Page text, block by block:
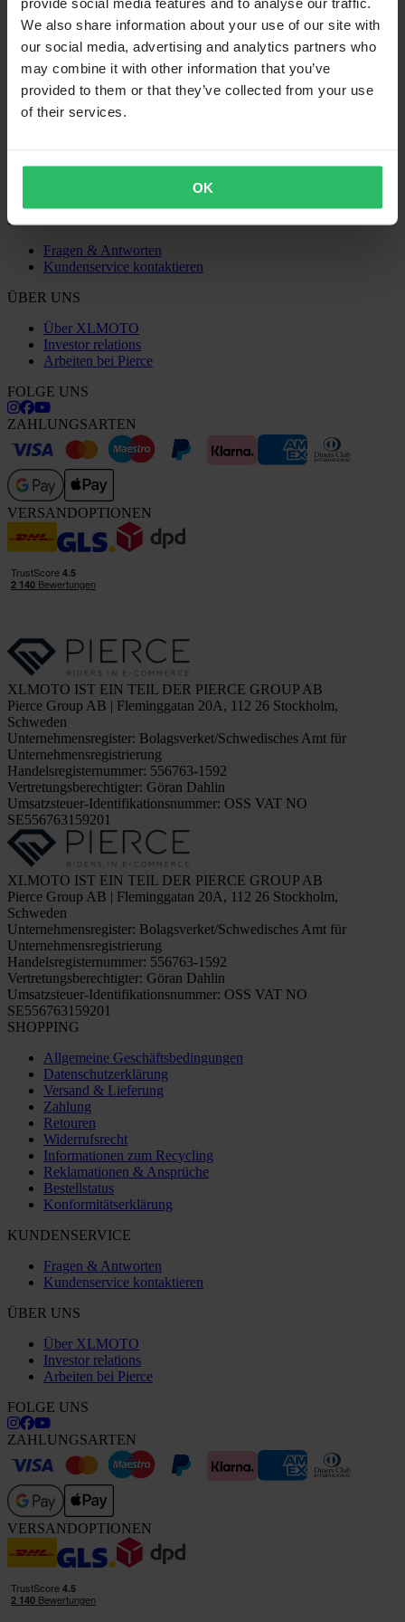
We also share information about your use of our site with
our social media, advertising and analytics partners who
may combine it with other information that you’ve
provided to them or that they’ve collected from your use
of their services.
OK
SHOPPING
Allgemeine Geschäftsbedingungen
Datenschutzerklärung
Versand & Lieferung
Zahlung
Retouren
KUNDENSERVICE
Fragen & Antworten
Kundenservice kontaktieren
ÜBER UNS
Über XLMOTO
Investor relations
Arbeiten bei Pierce
FOLGE UNS
ZAHLUNGSARTEN
VERSANDOPTIONEN
XLMOTO IST EIN TEIL DER PIERCE GROUP AB
Pierce Group AB | Fleminggatan 20A, 112 26 Stockholm,
Schweden
Unternehmensregister: Bolagsverket/Schwedisches Amt für
Unternehmensregistrierung
Handelsregisternummer: 556763-1592
Vertretungsberechtigter: Göran Dahlin
Umsatzsteuer-Identifikationsnummer: OSS VAT NO
SE556763159201
XLMOTO IST EIN TEIL DER PIERCE GROUP AB
Pierce Group AB | Fleminggatan 20A, 112 26 Stockholm,
Schweden
Unternehmensregister: Bolagsverket/Schwedisches Amt für
Unternehmensregistrierung
Handelsregisternummer: 556763-1592
Vertretungsberechtigter: Göran Dahlin
Umsatzsteuer-Identifikationsnummer: OSS VAT NO
SE556763159201
SHOPPING
Allgemeine Geschäftsbedingungen
Datenschutzerklärung
Versand & Lieferung
Zahlung
Retouren
Widerrufsrecht
Informationen zum Recycling
Reklamationen & Ansprüche
Bestellstatus
Konformitätserklärung
KUNDENSERVICE
Fragen & Antworten
Kundenservice kontaktieren
ÜBER UNS
Über XLMOTO
Investor relations
Arbeiten bei Pierce
FOLGE UNS
ZAHLUNGSARTEN
VERSANDOPTIONEN